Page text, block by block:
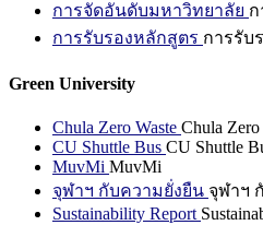
การจัดอันดับมหาวิทยาลัย
การรับรองหลักสูตร การรับ
Green University
Chula Zero Waste Chula Zero
CU Shuttle Bus CU Shuttle
MuvMi MuvMi
จุฬาฯ กับความยั่งยืน จุฬาฯ
Sustainability Report